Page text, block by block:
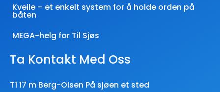
Kveile – et enkelt system for å holde orden på
båten
MEGA-helg for Til Sjøs
Ta Kontakt Med Oss
T1 17 m Berg-Olsen På sjøen et sted